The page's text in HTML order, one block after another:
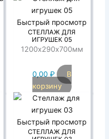
Быстрый просмотр
СТЕЛЛАЖ ДЛЯ
ИГРУШЕК 05
1200х290х700мм
0,00 ₽
В
корзину
Быстрый просмотр
СТЕЛЛАЖ ДЛЯ